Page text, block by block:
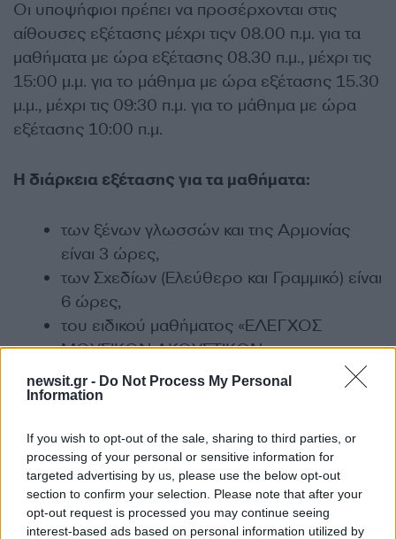
newsit.gr - Do Not Process My Personal
Information
If you wish to opt-out of the sale, sharing to third parties, or
processing of your personal or sensitive information for
targeted advertising by us, please use the below opt-out
section to confirm your selection. Please note that after your
opt-out request is processed you may continue seeing
interest-based ads based on personal information utilized by
Οι υποψήφιοι πρέπει να προσέρχονται στις
αίθουσες εξέτασης μέχρι τιςv 08.00 π.μ. για τα
μαθήματα με ώρα εξέτασης 08.30 π.μ., μέχρι τις
15:00 μ.μ. για το μάθημα με ώρα εξέτασης 15.30
μ.μ., μέχρι τις 09:30 π.μ. για το μάθημα με ώρα
εξέτασης 10:00 π.μ.
Η διάρκεια εξέτασης για τα μαθήματα:
των ξένων γλωσσών και της Αρμονίας
είναι 3 ώρες,
των Σχεδίων (Ελεύθερο και Γραμμικό) είναι
6 ώρες,
του ειδικού μαθήματος «ΕΛΕΓΧΟΣ
ΜΟΥΣΙΚΩΝ ΑΚΟΥΣΤΙΚΩΝ
ΙΚΑΝΟΤΗΤΩΝ» είναι περίπου 20 λεπτά
Ως προθεσμία διεξαγωγής Υγειονομικής
υποψηφίων (ΓΕΛ και ΕΠΑΛ) για εισαγωγή
στα Τμήματα Επιστήμης Φυσικής Αγωγής
και Αθλητισμού (ΤΕΦΑΑ) ακαδ. έτους
2018-19 ορίζουμε το διάστημα από την